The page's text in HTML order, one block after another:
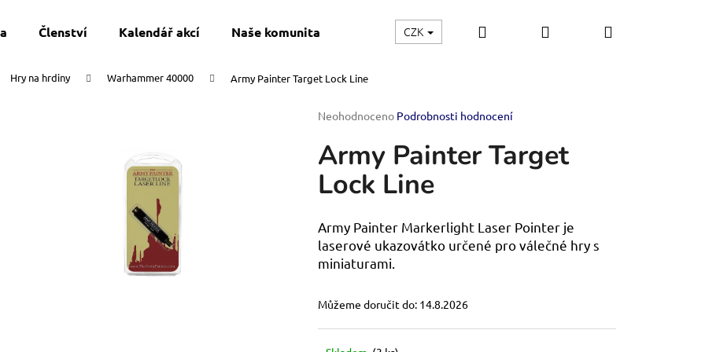
Členství Kalendář akcí Naše komunita CZK Hledat PřihlášeníNákupní
Hry na hrdiny Warhammer 40000 Army Painter Target Lock Line
Průměrné
produktu
je
0,0
z
hvězdiček.
Neohodnoceno Podrobnosti hodnocení
Army Painter Target
Lock Line
Army Painter Markerlight Laser Pointer je
laserové ukazovátko určené pro válečné hry s
miniaturami.
Můžeme doručit do: 14.8.2026
Co potřebujete najít?
Doporučujeme